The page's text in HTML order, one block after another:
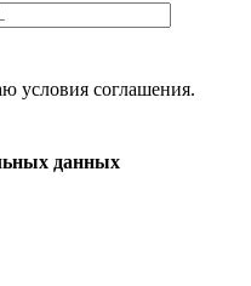
условия соглашения.
данных